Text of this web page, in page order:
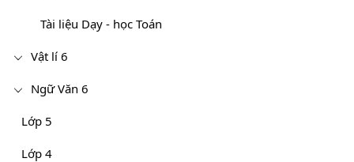
Tài liệu Dạy - học Toán
Vật lí 6
Ngữ Văn 6
Lớp 5
Lớp 4